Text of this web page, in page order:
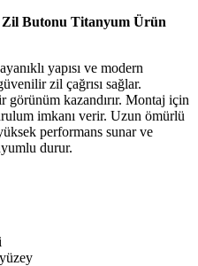
Butonu Titanyum Ürün
yapısı ve modern
zil çağrısı sağlar.
görünüm kazandırır. Montaj için
imkanı verir. Uzun ömürlü
performans sunar ve
durur.